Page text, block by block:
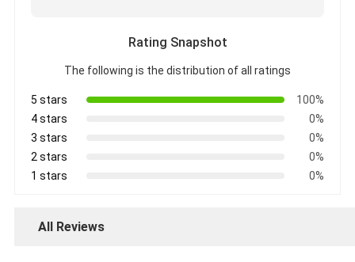
Rating Snapshot
The following is the distribution of all ratings
5 stars
100%
4 stars
0%
3 stars
0%
2 stars
0%
1 stars
0%
All Reviews